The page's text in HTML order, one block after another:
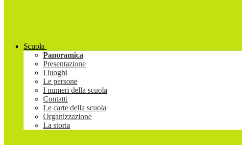
Scuola
Panoramica
Presentazione
I luoghi
Le persone
I numeri della scuola
Contatti
Le carte della scuola
Organizzazione
La storia